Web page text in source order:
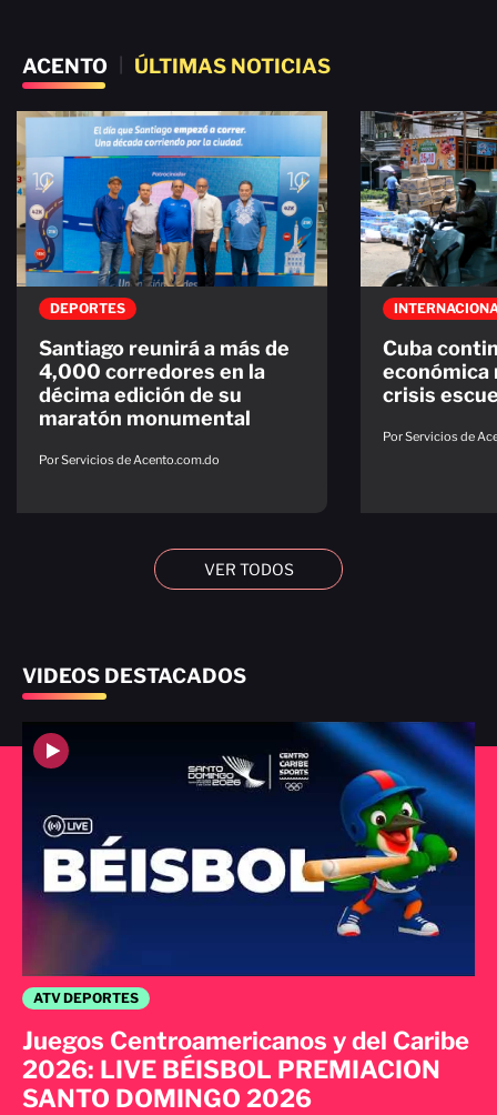
ACENTO ÚLTIMAS NOTICIAS
DEPORTES
Santiago reunirá a más de
4,000 corredores en la
décima edición de su
maratón monumental
Por Servicios de Acento.com.do
Cuba
económica
crisis
Por Servicios de
VER TODOS
VIDEOS DESTACADOS
ATV DEPORTES
Juegos Centroamericanos y del Caribe
2026: LIVE BÉISBOL PREMIACION
SANTO DOMINGO 2026